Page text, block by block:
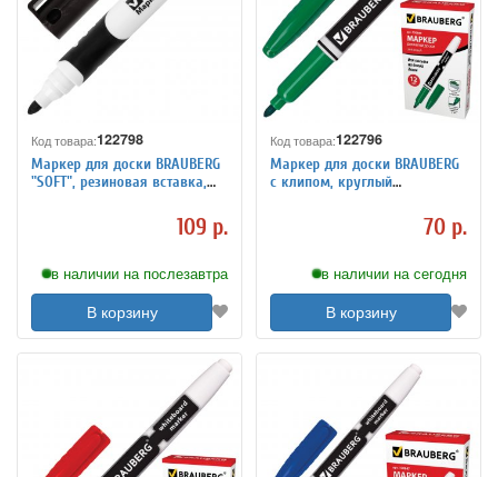
Код товара:122798
Маркер для доски BRAUBERG
"SOFT", резиновая вставка,
109 р.
в наличии на послезавтра
В корзину
Код товара:122796
Маркер для доски BRAUBERG
с клипом, круглый
70 р.
в наличии на сегодня
В корзину